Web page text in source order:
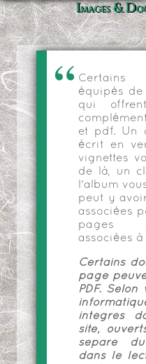
Images &
équipés de
qui
et pdf. Un
écrit en
vignettes
de là, un
l'album
peut y
associées
pages
associées
Certains
page
PDF.
intégrés
site,
séparé
dans le